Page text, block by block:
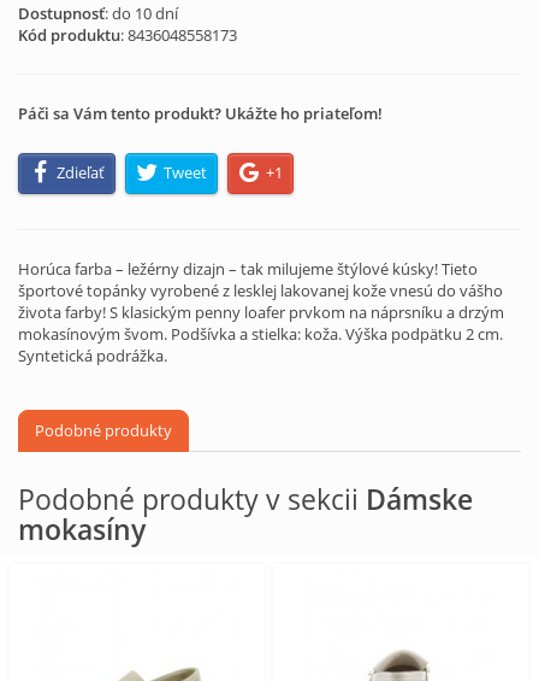
Dostupnosť: do 10 dní
Kód produktu:8436048558173
Páči sa Vám tento produkt? Ukážte ho priateľom!
Zdieľať Tweet +1
Horúca farba – ležérny dizajn – tak milujeme štýlové kúsky! Tieto
športové topánky vyrobené z lesklej lakovanej kože vnesú do vášho
života farby! S klasickým penny loafer prvkom na náprsníku a drzým
mokasínovým švom. Podšívka a stielka: koža. Výška podpätku 2 cm.
Syntetická podrážka.
Podobné produkty
Podobné produkty v sekcii Dámske
mokasíny